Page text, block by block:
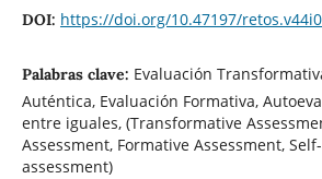
DOI: https://doi.org/10.47197/
Palabras clave: Evaluación
Auténtica, Evaluación Formativa,
entre iguales, (Transformative
Assessment, Formative Assessment,
assessment)